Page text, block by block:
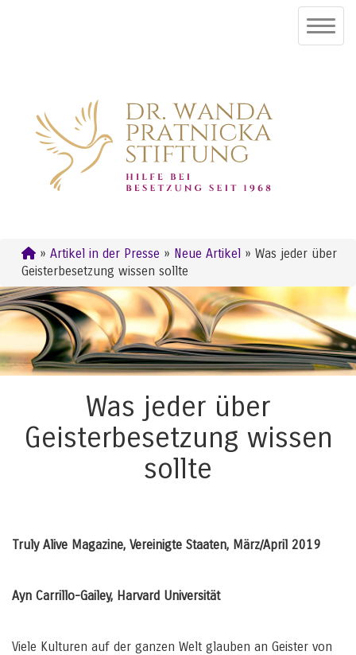
» Artikel in der Presse » Neue Artikel » Was jeder über
Geisterbesetzung wissen sollte
Was jeder über
Geisterbesetzung wissen
sollte
Truly Alive Magazine, Vereinigte Staaten, März/April 2019
Ayn Carrillo-Gailey, Harvard Universität
Viele Kulturen auf der ganzen Welt glauben an Geister von